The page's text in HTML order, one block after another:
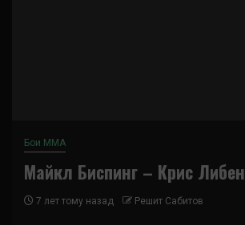
Бои ММА
Майкл Биспинг – Крис Либен
7 лет тому назад Решит Сабитов